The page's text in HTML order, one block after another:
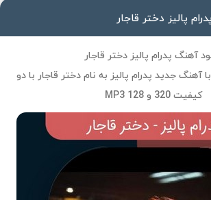
پالیز دختر قاجار
آهنگ پدرام پالیز دختر قاجار
آهنگ جدید پدرام پالیز به نام دختر قاجار با دو
کیفیت 320 و 128 MP3